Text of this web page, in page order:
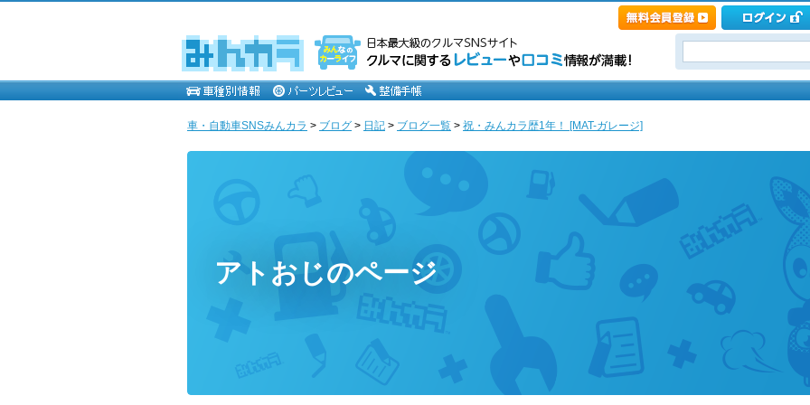
車・自動車SNSみんカラ > ブログ > 日記 > ブログ一覧 > 祝・みんカラ歴1年！ [MAT-ガレージ]
アトおじのページ